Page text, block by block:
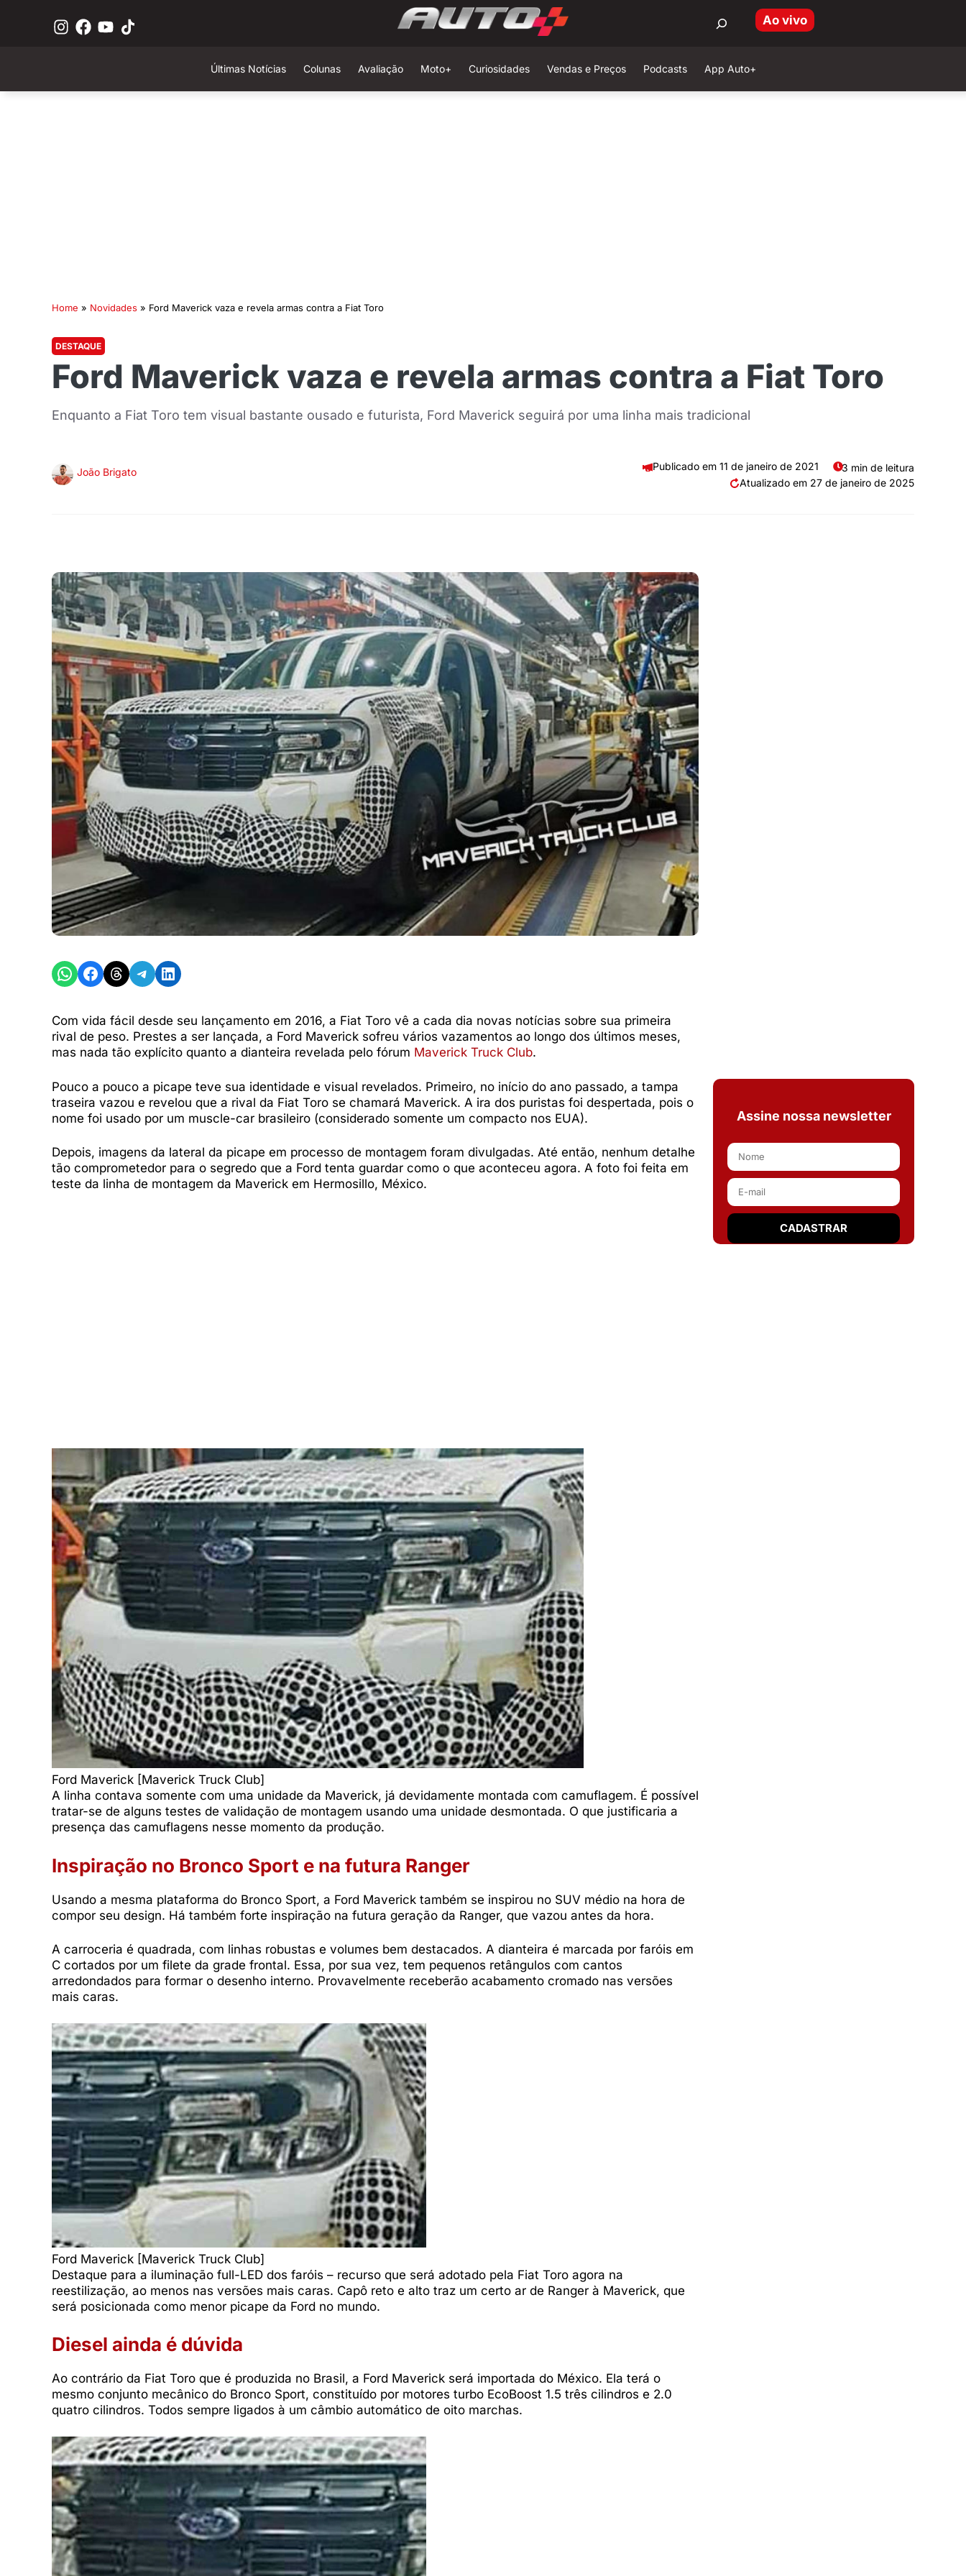
Ao vivo
Últimas Notícias Colunas Avaliação Moto+ Curiosidades Vendas e Preços Podcasts App Auto+
Home » Novidades » Ford Maverick vaza e revela armas contra a Fiat Toro
DESTAQUE
Ford Maverick vaza e revela armas contra a Fiat Toro
Enquanto a Fiat Toro tem visual bastante ousado e futurista, Ford Maverick seguirá por uma linha mais tradicional
João Brigato 11 de janeiro de 2021
3 min de leitura
27 de janeiro de 2025
Share on WhatsApp
Share on Facebook
Share on Threads
Share on Telegram
Share on LinkedIn
Com vida fácil desde seu lançamento em 2016, a Fiat Toro vê a cada dia novas notícias sobre sua primeira
rival de peso. Prestes a ser lançada, a Ford Maverick sofreu vários vazamentos ao longo dos últimos meses,
mas nada tão explícito quanto a dianteira revelada pelo fórum Maverick Truck Club.
Pouco a pouco a picape teve sua identidade e visual revelados. Primeiro, no início do ano passado, a tampa
traseira vazou e revelou que a rival da Fiat Toro se chamará Maverick. A ira dos puristas foi despertada, pois o
nome foi usado por um muscle-car brasileiro (considerado somente um compacto nos EUA).
Depois, imagens da lateral da picape em processo de montagem foram divulgadas. Até então, nenhum detalhe
tão comprometedor para o segredo que a Ford tenta guardar como o que aconteceu agora. A foto foi feita em
teste da linha de montagem da Maverick em Hermosillo, México.
Ford Maverick [Maverick Truck Club]
A linha contava somente com uma unidade da Maverick, já devidamente montada com camuflagem. É possível
tratar-se de alguns testes de validação de montagem usando uma unidade desmontada. O que justificaria a
presença das camuflagens nesse momento da produção.
Inspiração no Bronco Sport e na futura Ranger
Usando a mesma plataforma do Bronco Sport, a Ford Maverick também se inspirou no SUV médio na hora de
compor seu design. Há também forte inspiração na futura geração da Ranger, que vazou antes da hora.
A carroceria é quadrada, com linhas robustas e volumes bem destacados. A dianteira é marcada por faróis em
C cortados por um filete da grade frontal. Essa, por sua vez, tem pequenos retângulos com cantos
arredondados para formar o desenho interno. Provavelmente receberão acabamento cromado nas versões
mais caras.
Ford Maverick [Maverick Truck Club]
Destaque para a iluminação full-LED dos faróis – recurso que será adotado pela Fiat Toro agora na
reestilização, ao menos nas versões mais caras. Capô reto e alto traz um certo ar de Ranger à Maverick, que
será posicionada como menor picape da Ford no mundo.
Diesel ainda é dúvida
Ao contrário da Fiat Toro que é produzida no Brasil, a Ford Maverick será importada do México. Ela terá o
mesmo conjunto mecânico do Bronco Sport, constituído por motores turbo EcoBoost 1.5 três cilindros e 2.0
quatro cilindros. Todos sempre ligados à um câmbio automático de oito marchas.
Assine nossa newsletter